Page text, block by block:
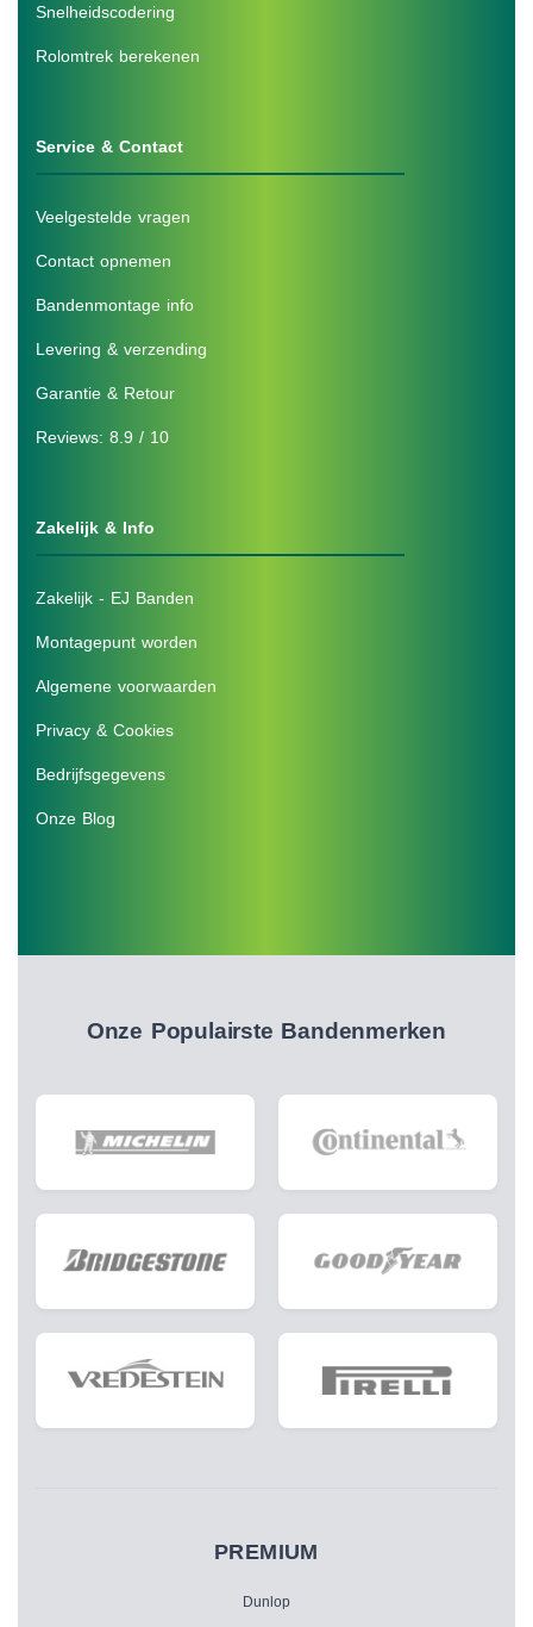
Snelheidscodering
Rolomtrek berekenen
Service & Contact
Veelgestelde vragen
Contact opnemen
Bandenmontage info
Levering & verzending
Garantie & Retour
Reviews: 8.9 / 10
Zakelijk & Info
Zakelijk - EJ Banden
Montagepunt worden
Algemene voorwaarden
Privacy & Cookies
Bedrijfsgegevens
Onze Blog
Onze Populairste Bandenmerken
PREMIUM
Dunlop